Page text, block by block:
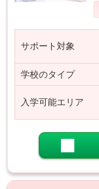
サポート対象
学校のタイプ
入学可能エリア